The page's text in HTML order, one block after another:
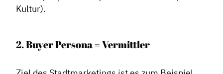
Kultur).
2. Buyer Persona = Vermittler